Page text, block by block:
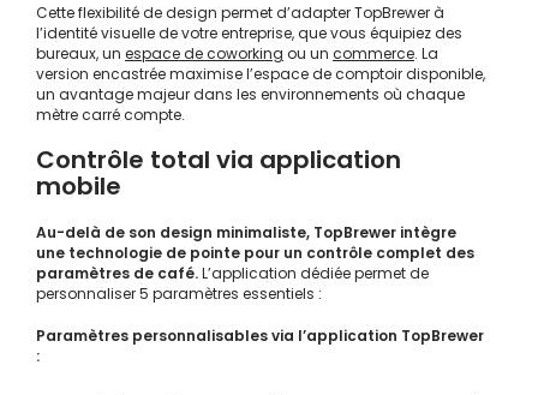
Cette flexibilité de design permet d’adapter TopBrewer à
l’identité visuelle de votre entreprise, que vous équipiez des
bureaux, un espace de coworking ou un commerce. La
version encastrée maximise l’espace de comptoir disponible,
un avantage majeur dans les environnements où chaque
mètre carré compte.
Contrôle total via application
mobile
Au-delà de son design minimaliste, TopBrewer intègre
une technologie de pointe pour un contrôle complet des
paramètres de café.L’application dédiée permet de
personnaliser 5 paramètres essentiels :
Paramètres personnalisables via l’application TopBrewer
: